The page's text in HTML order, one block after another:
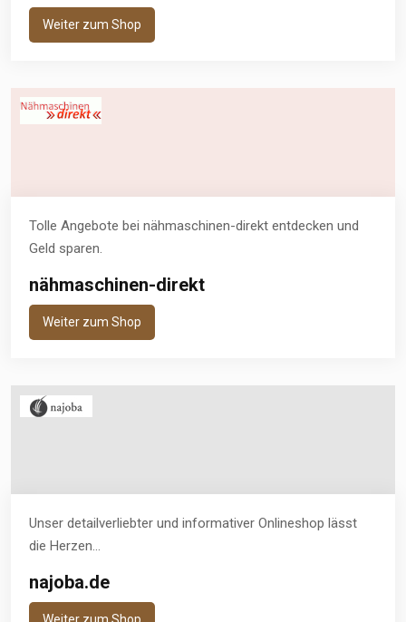
Weiter zum Shop
Tolle Angebote bei nähmaschinen-direkt entdecken und
Geld sparen.
nähmaschinen-direkt
Weiter zum Shop
Unser detailverliebter und informativer Onlineshop lässt
die Herzen...
najoba.de